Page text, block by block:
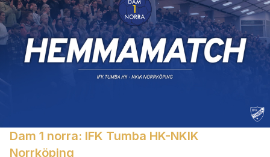
Dam 1 norra: IFK Tumba HK-NKIK
Norrköping